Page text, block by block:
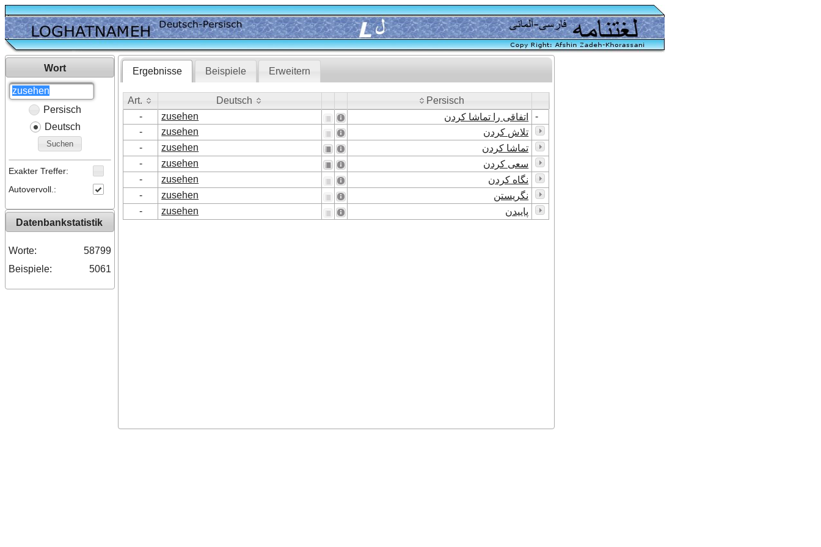
Wort
Persisch
Deutsch
Suchen
Exakter Treffer:
Autovervoll.:
Datenbankstatistik
Worte:
58799
Beispiele:
5061
Ergebnisse Beispiele Erweitern
Art. Deutsch
Persisch
Art.
Persisch
- zusehen اتفاقی را تماشا کردن
-
-
zusehen
تلاش کردن
-
zusehen
تماشا کردن
-
zusehen
سعی کردن
-
zusehen
نگاه کردن
-
zusehen
نگریستن
-
zusehen پاییدن